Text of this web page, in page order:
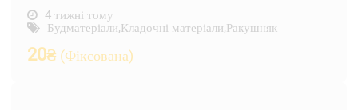
4 тижні тому
Будматеріали,Кладочні матеріали,Ракушняк
20₴ (Фіксована)